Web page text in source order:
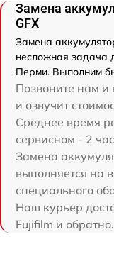
Замена
GFX
Замена
несложная задача
Перми. Выполним
Позвоните нам и
и озвучит
Среднее время
сервисном - 2
Замена
выполняется на
специального
Наш курьер
Fujifilm и обратно.